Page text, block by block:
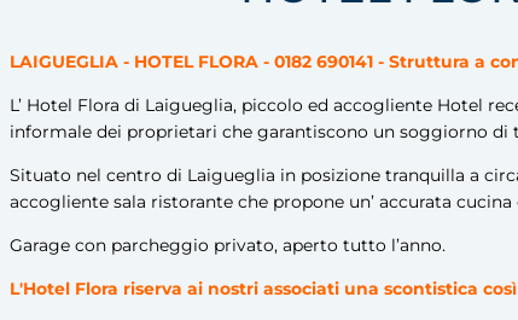
LAIGUEGLIA - HOTEL FLORA - 0182 690141 - Struttura a
L’ Hotel Flora di Laigueglia, piccolo ed accogliente Hotel
informale dei proprietari che garantiscono un soggiorno di
Situato nel centro di Laigueglia in posizione tranquilla a
accogliente sala ristorante che propone un’ accurata
Garage con parcheggio privato, aperto tutto l’anno.
L'Hotel Flora riserva ai nostri associati una scontistica